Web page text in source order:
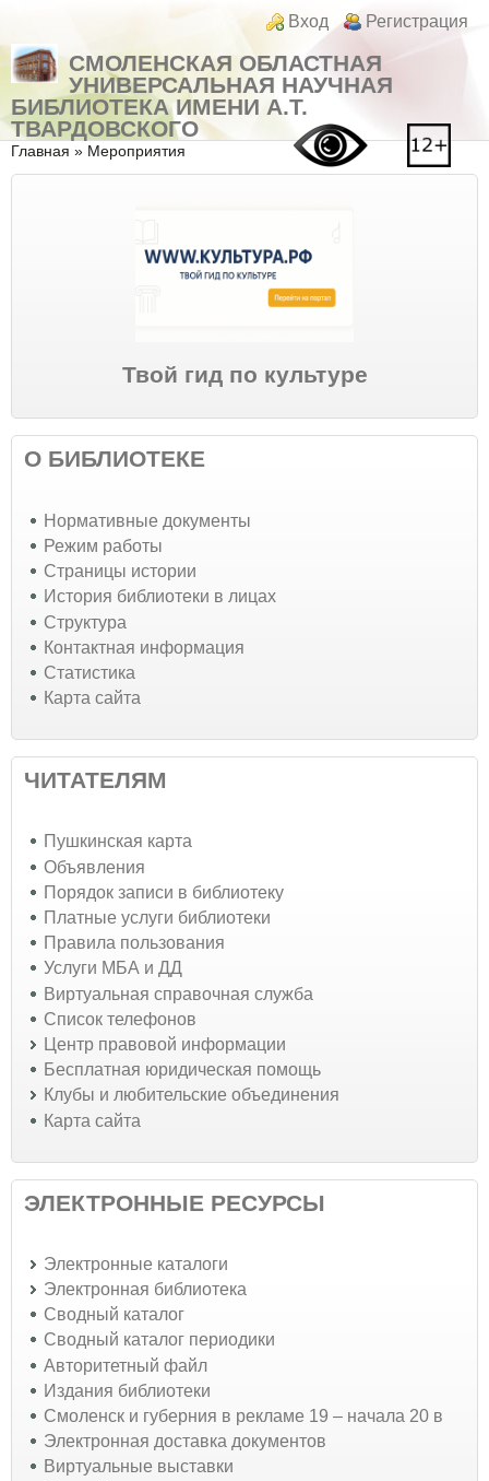
Перейти к основному содержанию
Login links
Вход Регистрация
СМОЛЕНСКАЯ ОБЛАСТНАЯ
УНИВЕРСАЛЬНАЯ НАУЧНАЯ
БИБЛИОТЕКА ИМЕНИ А.Т.
ТВАРДОВСКОГО
Вы здесь
Главная » Мероприятия
Твой гид по культуре
О БИБЛИОТЕКЕ
Нормативные документы
Режим работы
Страницы истории
История библиотеки в лицах
Структура
Контактная информация
Статистика
Карта сайта
ЧИТАТЕЛЯМ
Пушкинская карта
Объявления
Порядок записи в библиотеку
Платные услуги библиотеки
Правила пользования
Услуги МБА и ДД
Виртуальная справочная служба
Список телефонов
Центр правовой информации
Бесплатная юридическая помощь
Клубы и любительские объединения
Карта сайта
ЭЛЕКТРОННЫЕ РЕСУРСЫ
Электронные каталоги
Электронная библиотека
Сводный каталог
Сводный каталог периодики
Авторитетный файл
Издания библиотеки
Смоленск и губерния в рекламе 19 – начала 20 в
Электронная доставка документов
Виртуальные выставки